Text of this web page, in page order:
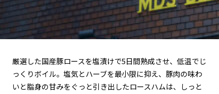
厳選した国産豚ロースを塩漬けで5日間熟成させ、低温でじ
っくりボイル。塩気とハーブを最小限に抑え、豚肉の味わ
いと脂身の甘みをぐっと引き出したロースハムは、しっと